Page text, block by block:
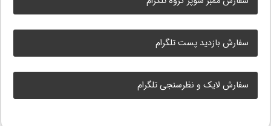
سفارش بازدید پست تلگرام
سفارش لایک و نظرسنجی تلگرام